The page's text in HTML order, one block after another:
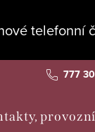
telefonní
777